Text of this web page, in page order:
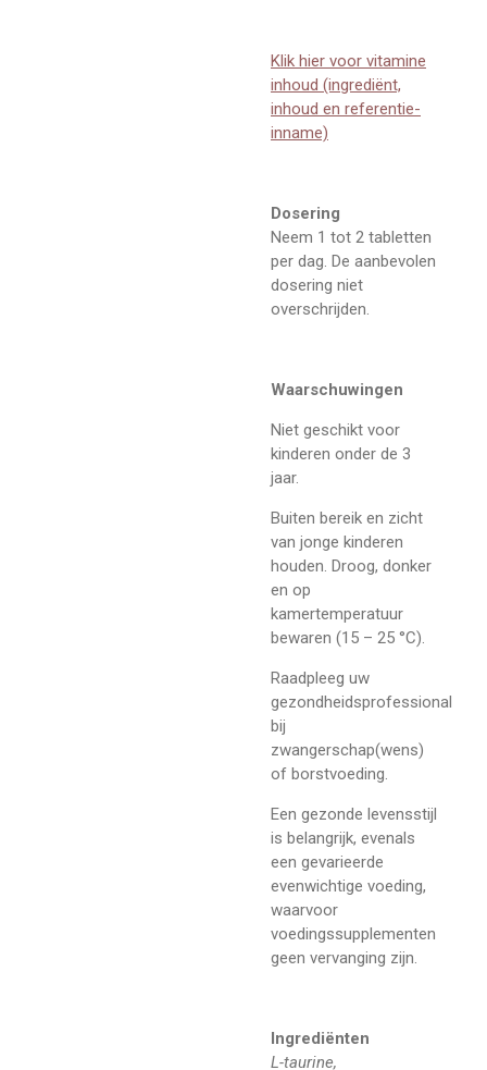
Klik hier voor vitamine
inhoud (ingrediënt,
inhoud en referentie-
inname)
Dosering
Neem 1 tot 2 tabletten
per dag. De aanbevolen
dosering niet
overschrijden.
Waarschuwingen
Niet geschikt voor
kinderen onder de 3
jaar.
Buiten bereik en zicht
van jonge kinderen
houden. Droog, donker
en op
kamertemperatuur
bewaren (15 – 25 °C).
Raadpleeg uw
gezondheidsprofessional
bij
zwangerschap(wens)
of borstvoeding.
Een gezonde levensstijl
is belangrijk, evenals
een gevarieerde
evenwichtige voeding,
waarvoor
voedingssupplementen
geen vervanging zijn.
Ingrediënten
L-taurine,